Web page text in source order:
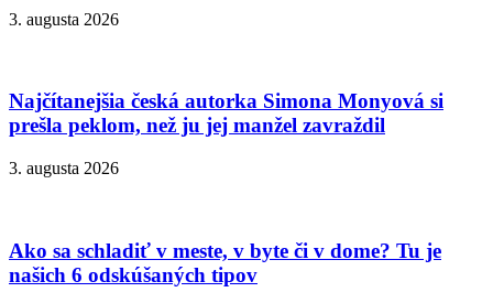
3. augusta 2026
Najčítanejšia česká autorka Simona Monyová si
prešla peklom, než ju jej manžel zavraždil
3. augusta 2026
Ako sa schladiť v meste, v byte či v dome? Tu je
našich 6 odskúšaných tipov